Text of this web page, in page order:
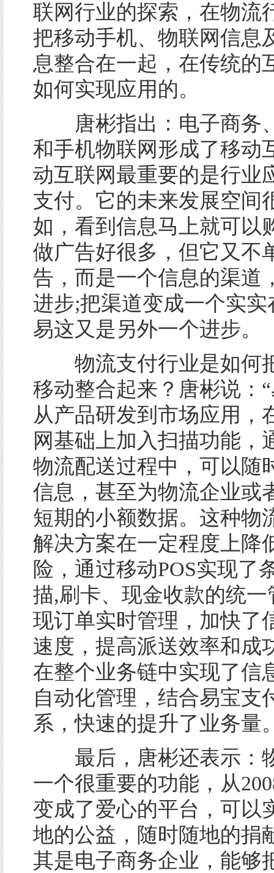
联网行业的探索，在物流
把移动手机、物联网信息
息整合在一起，在传统的
如何实现应用的。
唐彬指出：电子商务
和手机物联网形成了移动
动互联网最重要的是行业
支付。它的未来发展空间
如，看到信息马上就可以
做广告好很多，但它又不
告，而是一个信息的渠道
进步;把渠道变成一个实实
易这又是另外一个进步。
物流支付行业是如何
移动整合起来？唐彬说：
从产品研发到市场应用，
网基础上加入扫描功能，
物流配送过程中，可以随
信息，甚至为物流企业或
短期的小额数据。这种物
解决方案在一定程度上降
险，通过移动POS实现了
描,刷卡、现金收款的统一
现订单实时管理，加快了
速度，提高派送效率和成
在整个业务链中实现了信
自动化管理，结合易宝支
系，快速的提升了业务量
最后，唐彬还表示：
一个很重要的功能，从
变成了爱心的平台，可以
地的公益，随时随地的捐
其是电子商务企业，能够